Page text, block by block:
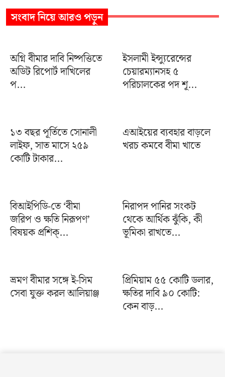
সংবাদনিয়ে আরও পড়ুন
অগ্নি বীমার দাবি নিষ্পত্তিতে
অডিট রিপোর্ট দাখিলের
প...
ইসলামী ইন্স্যুরেন্সের
চেয়ারম্যানসহ ৫
পরিচালকের পদ শূ...
১৩ বছর পূর্তিতে সোনালী
লাইফ, সাত মাসে ২৫৯
কোটি টাকার...
এআইয়ের ব্যবহার বাড়লে
খরচ কমবে বীমা খাতে
বিআইপিডি-তে ‘বীমা
জরিপ ও ক্ষতি নিরূপণ’
বিষয়ক প্রশিক্...
নিরাপদ পানির সংকট
থেকে আর্থিক ঝুঁকি, কী
ভূমিকা রাখতে...
ভ্রমণ বীমার সঙ্গে ই-সিম
সেবা যুক্ত করল আলিয়াঞ্জ
প্রিমিয়াম ৫৫ কোটি ডলার,
ক্ষতির দাবি ৯০ কোটি:
কেন বাড়...